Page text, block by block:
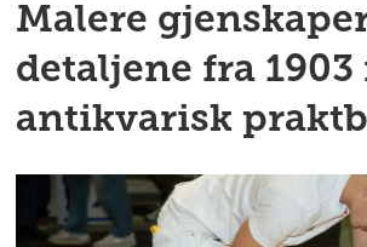
Malere
detaljene fra 1903
antikvarisk